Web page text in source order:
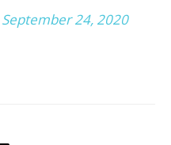
September 24, 2020